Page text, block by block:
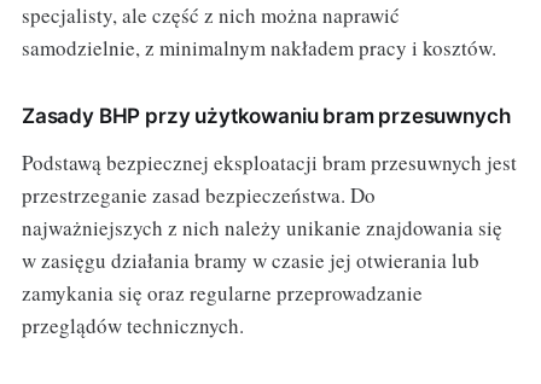
specjalisty, ale część z nich można naprawić
samodzielnie, z minimalnym nakładem pracy i kosztów.
Zasady BHP przy użytkowaniu bram przesuwnych
Podstawą bezpiecznej eksploatacji bram przesuwnych jest
przestrzeganie zasad bezpieczeństwa. Do
najważniejszych z nich należy unikanie znajdowania się
w zasięgu działania bramy w czasie jej otwierania lub
zamykania się oraz regularne przeprowadzanie
przeglądów technicznych.